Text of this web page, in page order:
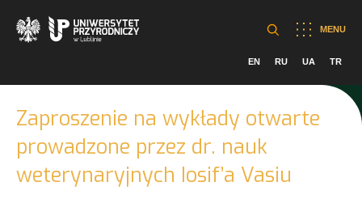
MENU
EN RU UA TR
Zaproszenie na wykłady otwarte
prowadzone przez dr. nauk
weterynaryjnych Iosif’a Vasiu